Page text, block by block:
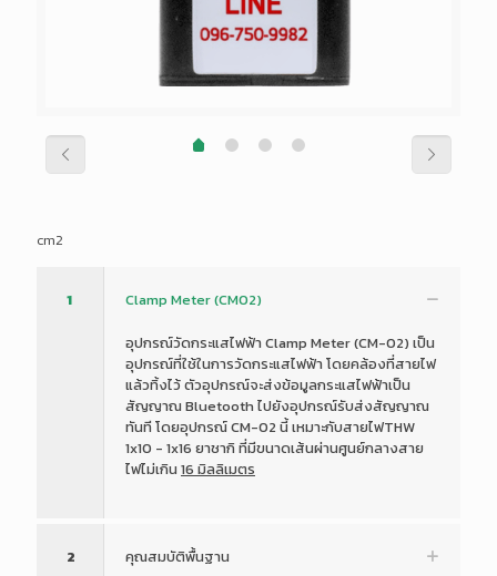
cm2
1 Clamp Meter (CM02)
อุปกรณ์วัดกระแสไฟฟ้า Clamp Meter (CM-02) เป็น
อุปกรณ์ที่ใช้ในการวัดกระแสไฟฟ้า โดยคล้องที่สายไฟ
แล้วทิ้งไว้ ตัวอุปกรณ์จะส่งข้อมูลกระแสไฟฟ้าเป็น
สัญญาณ Bluetooth ไปยังอุปกรณ์รับส่งสัญญาณ
ทันที โดยอุปกรณ์ CM-02 นี้ เหมาะกับสายไฟTHW
1x10 - 1x16 ยาชากิ ที่มีขนาดเส้นผ่านศูนย์กลางสาย
ไฟไม่เกิน 16 มิลลิเมตร
2 คุณสมบัติพื้นฐาน